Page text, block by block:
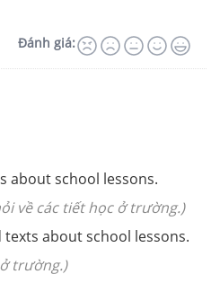
Đánh giá:
about school lessons.
về các tiết học ở trường.)
about school lessons.
trường.)